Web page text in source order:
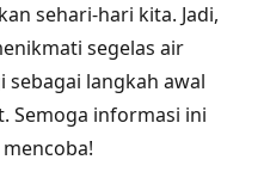
sehari-hari kita. Jadi,
segelas air
sebagai langkah awal
Semoga informasi ini